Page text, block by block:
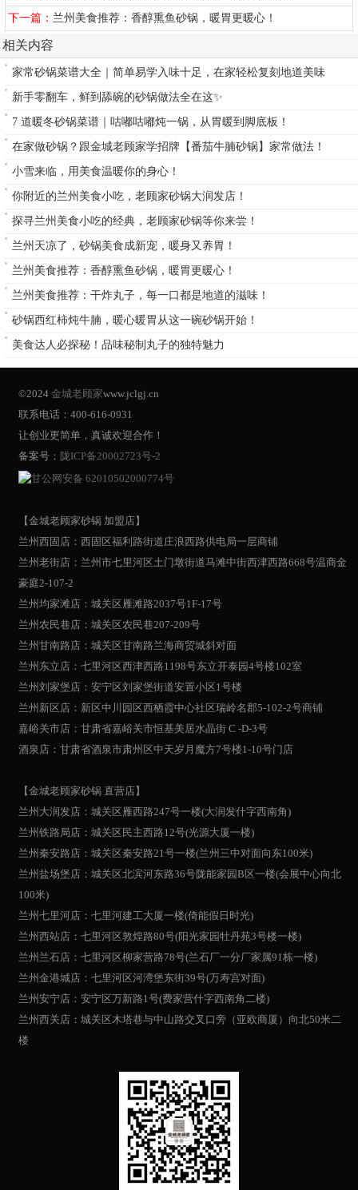
下一篇： 兰州美食推荐：香醇熏鱼砂锅，暖胃更暖心！
相关内容
家常砂锅菜谱大全｜简单易学入味十足，在家轻松复刻地道美味
新手零翻车，鲜到舔碗的砂锅做法全在这✨
7 道暖冬砂锅菜谱｜咕嘟咕嘟炖一锅，从胃暖到脚底板！
在家做砂锅？跟金城老顾家学招牌【番茄牛腩砂锅】家常做法！
小雪来临，用美食温暖你的身心！
你附近的兰州美食小吃，老顾家砂锅大润发店！
探寻兰州美食小吃的经典，老顾家砂锅等你来尝！
兰州天凉了，砂锅美食成新宠，暖身又养胃！
兰州美食推荐：香醇熏鱼砂锅，暖胃更暖心！
兰州美食推荐：干炸丸子，每一口都是地道的滋味！
砂锅西红柿炖牛腩，暖心暖胃从这一碗砂锅开始！
美食达人必探秘！品味秘制丸子的独特魅力
©2024金城老顾家www.jclgj.cn
联系电话：400-616-0931
让创业更简单，真诚欢迎合作！
备案号： 陇ICP备20002723号-2
甘公网安备 62010502000774号
【金城老顾家砂锅 加盟店】
兰州西固店：西固区福利路街道庄浪西路供电局一层商铺
兰州老街店：兰州市七里河区土门墩街道马滩中街西津西路668号温商金
豪庭2-107-2
兰州均家滩店：城关区雁滩路2037号1F-17号
兰州农民巷店：城关区农民巷207-209号
兰州甘南路店：城关区甘南路兰海商贸城斜对面
兰州东立店：七里河区西津西路1198号东立开泰园4号楼102室
兰州刘家堡店：安宁区刘家堡街道安置小区1号楼
兰州新区店：新区中川园区西栖霞中心社区瑞岭名郡5-102-2号商铺
嘉峪关市店：甘肃省嘉峪关市恒基美居水晶街 C -D-3号
酒泉店：甘肃省酒泉市肃州区中天岁月魔方7号楼1-10号门店
【金城老顾家砂锅 直营店】
兰州大润发店：城关区雁西路247号一楼(大润发什字西南角)
兰州铁路局店：城关区民主西路12号(光源大厦一楼)
兰州秦安路店：城关区秦安路21号一楼(兰州三中对面向东100米)
兰州盐场堡店：城关区北滨河东路36号陇能家园B区一楼(会展中心向北
100米)
兰州七里河店：七里河建工大厦一楼(倚能假日时光)
兰州西站店：七里河区敦煌路80号(阳光家园牡丹苑3号楼一楼)
兰州兰石店：七里河区柳家营路78号(兰石厂一分厂家属91栋一楼)
兰州金港城店：七里河区河湾堡东街39号(万寿宫对面)
兰州安宁店：安宁区万新路1号(费家营什字西南角二楼)
兰州西关店：城关区木塔巷与中山路交叉口旁（亚欧商厦）向北50米二
楼